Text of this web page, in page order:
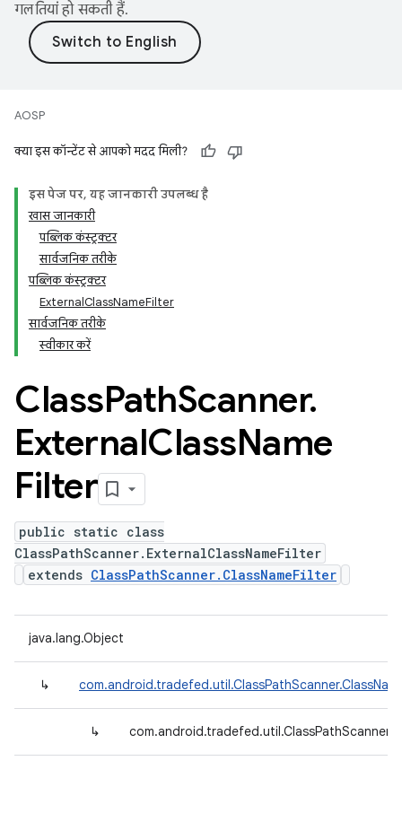
गलतियां हो सकती हैं.
AOSP
क्या इस कॉन्टेंट से आपको मदद मिली?
इस पेज पर, यह जानकारी उपलब्ध है
खास जानकारी
पब्लिक कंस्ट्रक्टर
सार्वजनिक तरीके
पब्लिक कंस्ट्रक्टर
ExternalClassNameFilter
सार्वजनिक तरीके
स्वीकार करें
ClassPathScanner.
ExternalClassName
Filter
public static class
ClassPathScanner.ExternalClassNameFilter
extends ClassPathScanner.ClassNameFilter
java.lang.Object
↳
↳